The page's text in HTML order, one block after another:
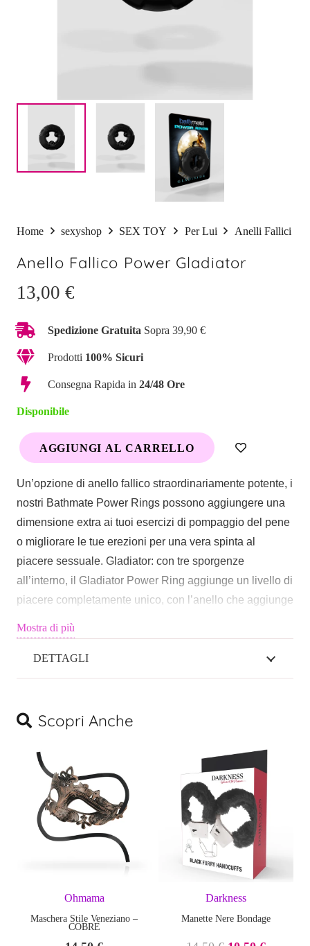
Home sexyshop SEX TOY Per Lui Anelli Fallici
Anello Fallico Power Gladiator
13,00 €
Spedizione Gratuita Sopra 39,90 €
Prodotti 100% Sicuri
Consegna Rapida in 24/48 Ore
Disponibile
Anello
AGGIUNGI AL CARRELLO
Un’opzione di anello fallico straordinariamente potente, i
nostri Bathmate Power Rings possono aggiungere una
dimensione extra ai tuoi esercizi di pompaggio del pene
o migliorare le tue erezioni per una vera spinta al
piacere sessuale. Gladiator: con tre sporgenze
all’interno, il Gladiator Power Ring aggiunge un livello di
piacere completamente unico, con l’anello che aggiunge
Mostra di più
DETTAGLI
Scopri Anche
Ohmama
Maschera Stile Veneziano –
COBRE
Darkness
Manette Nere Bondage